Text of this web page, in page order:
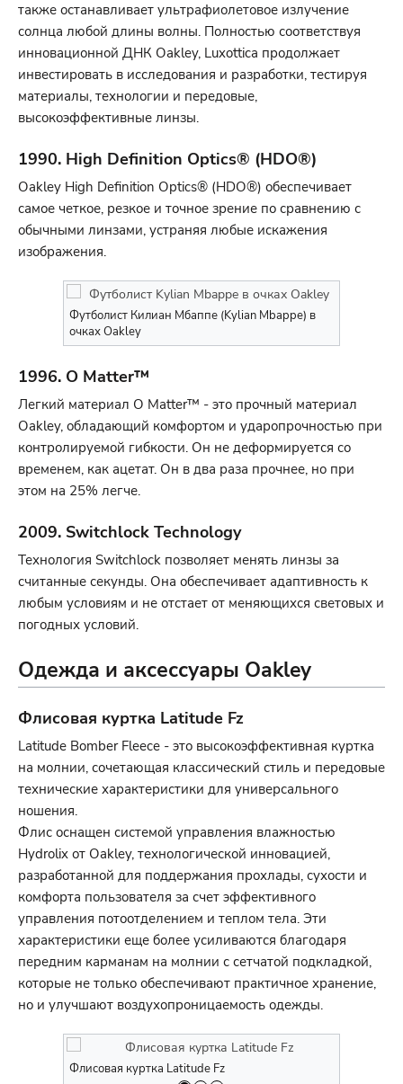
также останавливает ультрафиолетовое излучение
солнца любой длины волны. Полностью соответствуя
инновационной ДНК Oakley, Luxottica продолжает
инвестировать в исследования и разработки, тестируя
материалы, технологии и передовые,
высокоэффективные линзы.
1990. High Definition Optics® (HDO®)
Oakley High Definition Optics® (HDO®) обеспечивает
самое четкое, резкое и точное зрение по сравнению с
обычными линзами, устраняя любые искажения
изображения.
Футболист Килиан Мбаппе (Kylian Mbappe) в
очках Oakley
1996. O Matter™
Легкий материал O Matter™ - это прочный материал
Oakley, обладающий комфортом и ударопрочностью при
контролируемой гибкости. Он не деформируется со
временем, как ацетат. Он в два раза прочнее, но при
этом на 25% легче.
2009. Switchlock Technology
Технология Switchlock позволяет менять линзы за
считанные секунды. Она обеспечивает адаптивность к
любым условиям и не отстает от меняющихся световых и
погодных условий.
Одежда и аксессуары Oakley
Флисовая куртка Latitude Fz
Latitude Bomber Fleece - это высокоэффективная куртка
на молнии, сочетающая классический стиль и передовые
технические характеристики для универсального
ношения.
Флис оснащен системой управления влажностью
Hydrolix от Oakley, технологической инновацией,
разработанной для поддержания прохлады, сухости и
комфорта пользователя за счет эффективного
управления потоотделением и теплом тела. Эти
характеристики еще более усиливаются благодаря
передним карманам на молнии с сетчатой подкладкой,
которые не только обеспечивают практичное хранение,
но и улучшают воздухопроницаемость одежды.
Флисовая куртка Latitude Fz